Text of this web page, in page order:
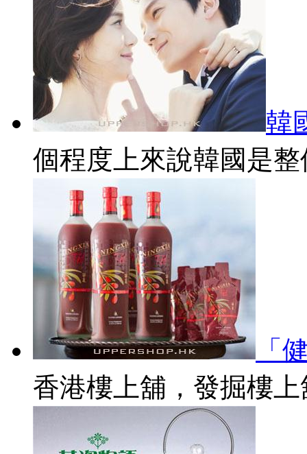
韓
個程度上來說韓國是
「
香港樓上舖，發掘樓